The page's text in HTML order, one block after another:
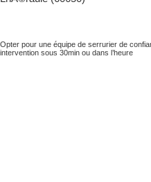
Opter pour une équipe de serrurier de
intervention sous 30min ou dans l’heure